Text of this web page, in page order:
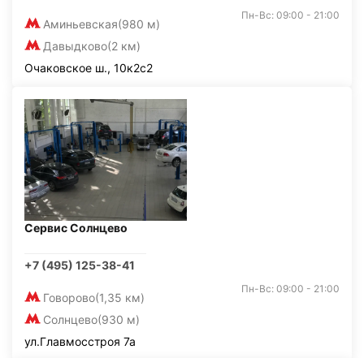
Аминьевская(980 м)
Давыдково(2 км)
Пн-Вс: 09:00 - 21:00
Очаковское ш., 10к2с2
Сервис Солнцево
+7 (495) 125-38-41
Говорово(1,35 км)
Солнцево(930 м)
Пн-Вс: 09:00 - 21:00
ул.Главмосстроя 7а